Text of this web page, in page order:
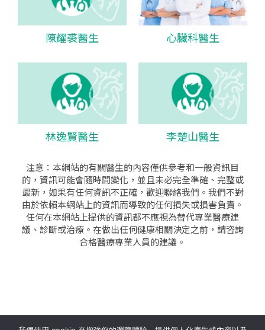
陳耀裘醫生 心臟科醫生
林逸賢醫生 李楚山醫生
注意：本網站的有關醫生的內容僅供參考和一般資訊目
的，資訊可能會隨時間變化，並且未必完全準確、完整或
最新，如果有任何資訊不正確，歡迎聯絡我們。我們不對
由於依賴本網站上的資訊而導致的任何損失或損害負責。
任何在本網站上提供的資訊都不應視為替代專業醫療建
議、診斷或治療。在做出任何健康相關決定之前，請咨詢
合格醫療專業人員的建議。